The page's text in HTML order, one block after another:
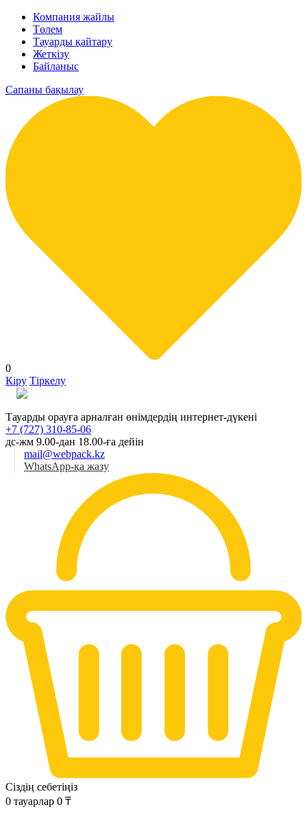
Компания жайлы
Төлем
Тауарды қайтару
Жеткізу
Байланыс
Сапаны бақылау
0
Кіру Тіркелу
Тауарды орауға арналған өнімдердің интернет-дүкені
+7 (727) 310-85-06
дс-жм 9.00-дан 18.00-ға дейін
mail@webpack.kz
WhatsApp-қа жазу
Сіздің себетіңіз
0 тауарлар 0 ₸